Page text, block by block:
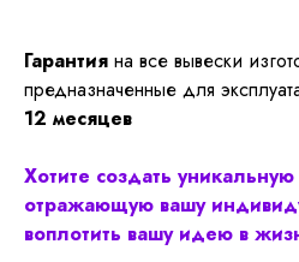
Гарантия на все вывески
предназначенные для
12 месяцев
Хотите создать
отражающую вашу
воплотить вашу идею в